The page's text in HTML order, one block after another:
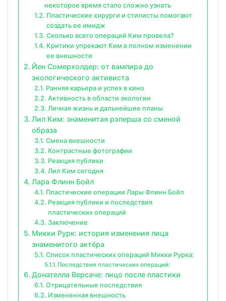
некоторое время стало сложно узнать
Пластические хирурги и стилисты помогают
создать ее имидж
Сколько всего операций Ким провела?
Критики упрекают Ким в полном изменении
ее внешности
Йен Сомерхолдер: от вампира до
экологического активиста
Ранняя карьера и успех в кино
Активность в области экологии
Личная жизнь и дальнейшие планы
Лил Ким: знаменитая рэперша со сменой
образа
Смена внешности
Контрастные фотографии
Реакция публики
Лил Ким сегодня
Лара Флинн Бойл
Пластические операции Лары Флинн Бойл
Реакция публики и последствия
пластических операций
Заключение
Микки Рурк: история изменения лица
знаменитого актёра
Список пластических операций Микки Рурка:
Последствия пластических операций:
Донателла Версаче: лицо после пластики
Отрицательные последствия
Измененная внешность